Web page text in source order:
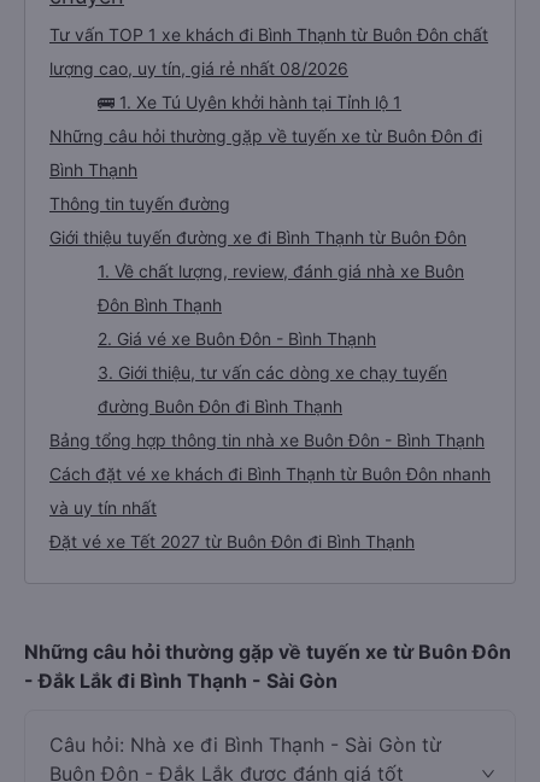
Tư vấn TOP 1 xe khách đi Bình Thạnh từ Buôn Đôn chất
lượng cao, uy tín, giá rẻ nhất 08/2026
🚌 1. Xe Tú Uyên khởi hành tại Tỉnh lộ 1
Những câu hỏi thường gặp về tuyến xe từ Buôn Đôn đi
Bình Thạnh
Thông tin tuyến đường
Giới thiệu tuyến đường xe đi Bình Thạnh từ Buôn Đôn
1. Về chất lượng, review, đánh giá nhà xe Buôn
Đôn Bình Thạnh
2. Giá vé xe Buôn Đôn - Bình Thạnh
3. Giới thiệu, tư vấn các dòng xe chạy tuyến
đường Buôn Đôn đi Bình Thạnh
Bảng tổng hợp thông tin nhà xe Buôn Đôn - Bình Thạnh
Cách đặt vé xe khách đi Bình Thạnh từ Buôn Đôn nhanh
và uy tín nhất
Đặt vé xe Tết 2027 từ Buôn Đôn đi Bình Thạnh
Những câu hỏi thường gặp về tuyến xe từ Buôn Đôn
- Đắk Lắk đi Bình Thạnh - Sài Gòn
Câu hỏi: Nhà xe đi Bình Thạnh - Sài Gòn từ
Buôn Đôn - Đắk Lắk được đánh giá tốt